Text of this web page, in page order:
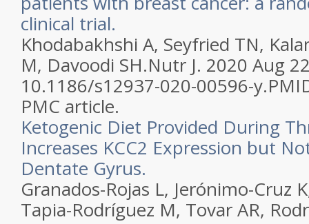
clinical trial.
Khodabakhshi A, Seyfried TN,
M, Davoodi SH.Nutr J. 2020 Aug
10.1186/s12937-020-00596-y.
PMC article.
Ketogenic Diet Provided During
Increases KCC2 Expression but
Dentate Gyrus.
Granados-Rojas L, Jerónimo-Cruz
Tapia-Rodríguez M, Tovar AR,